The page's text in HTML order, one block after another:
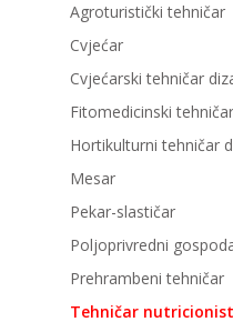
Agroturistički tehničar
Cvjećar
Cvjećarski tehničar
Fitomedicinski tehničar
Hortikulturni tehničar
Mesar
Pekar-slastičar
Poljoprivredni
Prehrambeni tehničar
Tehničar nutricionist